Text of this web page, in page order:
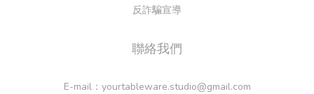
反詐騙宣導
聯絡我們
E-mail：yourtableware.studio@gmail.com